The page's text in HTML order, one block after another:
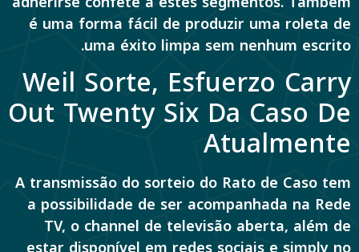
é uma forma fácil de produzir uma roleta de
uma éxito limpa sem nenhum escrito.
Weil Sorte, Esfuerzo Carry
Out Twenty Six Da Caso De
Atualmente
A transmissão do sorteio do Rato de Caso tem
a possibilidade de ser acompanhada na Rede
TV, o channel de televisão aberta, além de